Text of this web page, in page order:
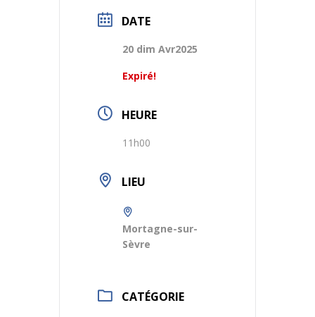
DATE
20 dim Avr2025
Expiré!
HEURE
11h00
LIEU
Mortagne-sur-
Sèvre
CATÉGORIE